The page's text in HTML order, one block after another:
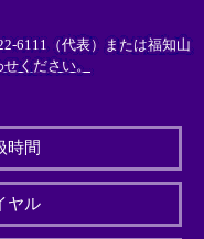
6111（代表）または福知山
ください。
時間
ヤル